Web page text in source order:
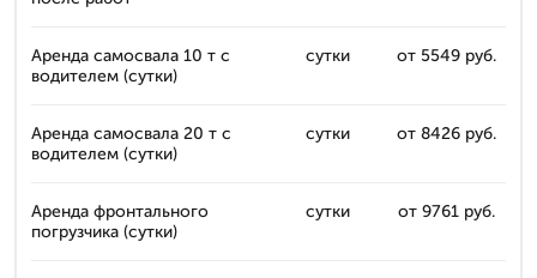
Аренда самосвала 10 т с
водителем (сутки)
сутки от 5549 руб.
Аренда самосвала 20 т с
водителем (сутки)
сутки от 8426 руб.
Аренда фронтального
погрузчика (сутки)
сутки от 9761 руб.